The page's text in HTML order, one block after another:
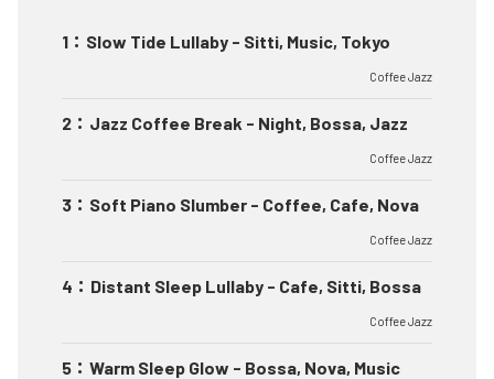
1 ： Slow Tide Lullaby - Sitti, Music, Tokyo
Coffee Jazz
2 ： Jazz Coffee Break - Night, Bossa, Jazz
Coffee Jazz
3 ： Soft Piano Slumber - Coffee, Cafe, Nova
Coffee Jazz
4 ： Distant Sleep Lullaby - Cafe, Sitti, Bossa
Coffee Jazz
5 ： Warm Sleep Glow - Bossa, Nova, Music